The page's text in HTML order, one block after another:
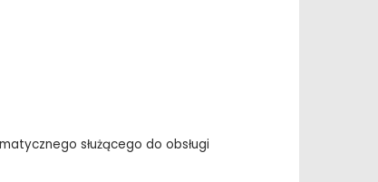
służącego do obsługi